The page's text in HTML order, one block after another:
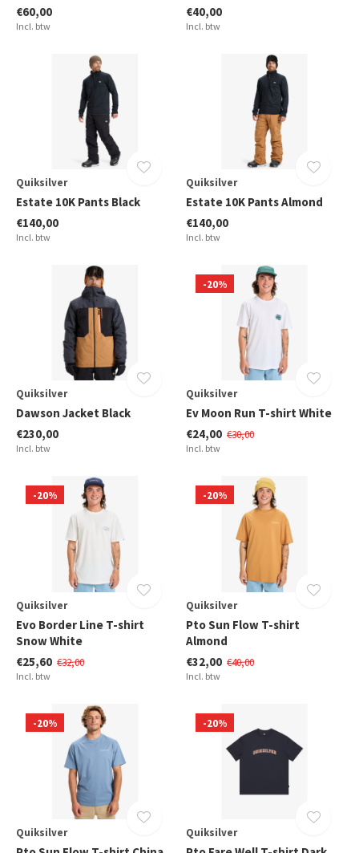
€60,00
Incl. btw
€40,00
Incl. btw
Quiksilver
Estate 10K Pants Black
€140,00
Incl. btw
Quiksilver
Estate 10K Pants Almond
€140,00
Incl. btw
Quiksilver
Dawson Jacket Black
€230,00
Incl. btw
-20%
Quiksilver
Ev Moon Run T-shirt White
€24,00 €30,00
Incl. btw
-20%
Quiksilver
Evo Border Line T-shirt
Snow White
€25,60 €32,00
Incl. btw
-20%
Quiksilver
Pto Sun Flow T-shirt
Almond
€32,00 €40,00
Incl. btw
-20%
Quiksilver
-20%
Quiksilver